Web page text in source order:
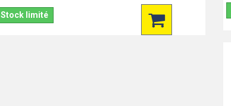
Stock limité